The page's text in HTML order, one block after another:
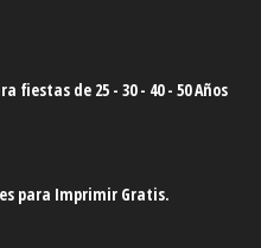
fiestas de 25 - 30 - 40 - 50 Años
para Imprimir Gratis.